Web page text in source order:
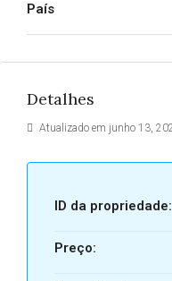
País
Detalhes
Atualizado em junho 13,
ID da propriedade:
Preço: